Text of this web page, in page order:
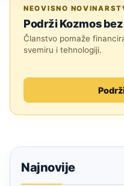
NEOVISNO
Podrži Kozmos
Članstvo pomaže
svemiru i tehnologiji.
Najnovije